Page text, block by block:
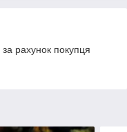
рахунок покупця